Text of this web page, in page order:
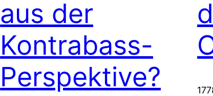
aus der
Kontrabass-
Perspektive?